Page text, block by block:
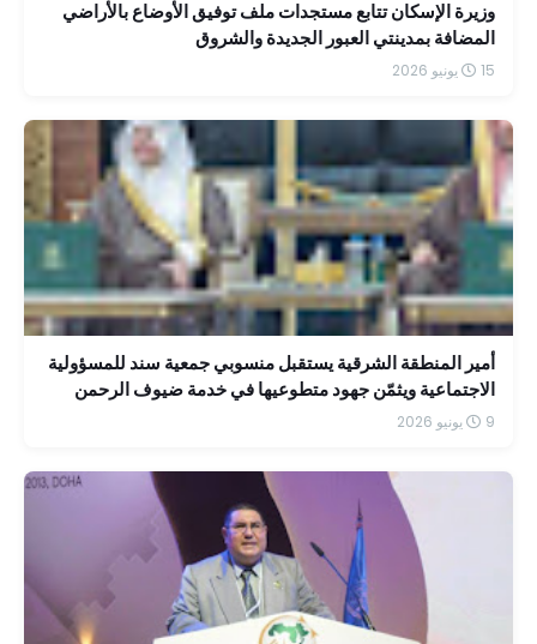
وزيرة الإسكان تتابع مستجدات ملف توفيق الأوضاع بالأراضي
المضافة بمدينتي العبور الجديدة والشروق
15 يونيو 2026
أمير المنطقة الشرقية يستقبل منسوبي جمعية سند للمسؤولية
الاجتماعية ويثمّن جهود متطوعيها في خدمة ضيوف الرحمن
9 يونيو 2026